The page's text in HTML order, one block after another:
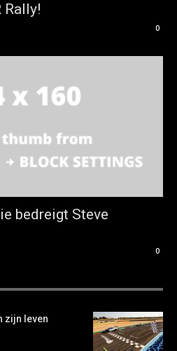
Rally!
0
bedreigt Steve
0
zijn leven